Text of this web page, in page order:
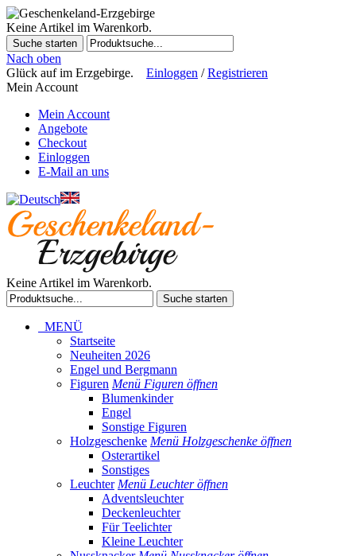
Keine Artikel im Warenkorb.
Suche starten
Nach oben
Glück auf im Erzgebirge.
Einloggen /Registrieren
Mein Account
Mein Account
Angebote
Checkout
Einloggen
E-Mail an uns
Keine Artikel im Warenkorb.
Suche starten
MENÜ
Startseite
Neuheiten 2026
Engel und Bergmann
Figuren Menü Figuren öffnen
Blumenkinder
Engel
Sonstige Figuren
Holzgeschenke Menü Holzgeschenke öffnen
Osterartikel
Sonstiges
Leuchter Menü Leuchter öffnen
Adventsleuchter
Deckenleuchter
Für Teelichter
Kleine Leuchter